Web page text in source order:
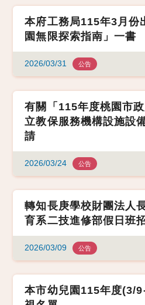
本府工務局115年3月份
園無限探索指南」一書
2026/03/31 公告
有關「115年度桃園市
立教保服務機構設施設
請
2026/03/24 公告
轉知長庚學校財團法人
育系二技進修部假日班
2026/03/09 公告
本市幼兒園115年度(3/